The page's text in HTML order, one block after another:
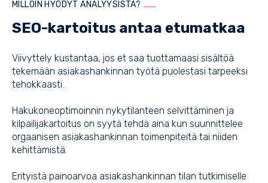
MILLOIN HYÖDYT ANALYYSISTA?
SEO-kartoitus antaa etumatkaa
Viivyttely kustantaa, jos et saa tuottamaasi sisältöä
tekemään asiakashankinnan työtä puolestasi tarpeeksi
tehokkaasti.
Hakukoneoptimoinnin nykytilanteen selvittäminen ja
kilpailijakartoitus on syytä tehdä aina kun suunnittelee
orgaanisen asiakashankinnan toimenpiteitä tai niiden
kehittämistä.
Erityistä painoarvoa asiakashankinnan tilan tutkimiselle